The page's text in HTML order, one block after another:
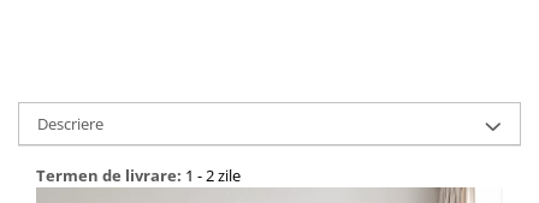
Dulapuri si rafturi depozitare
Descriere
Termen de livrare: 1 - 2 zile